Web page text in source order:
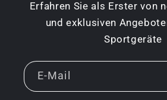
Erfahren Sie als Erster von
und exklusiven
Sportgeräte
E-Mail